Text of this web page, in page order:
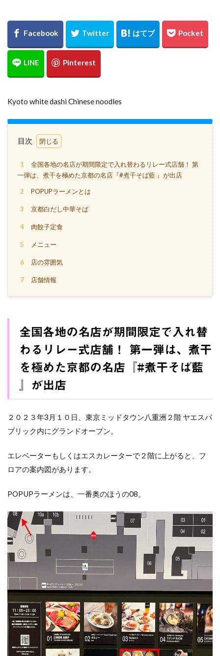
Kyoto white dashi Chinese noodles
目次
1
全国各地の名店が期間限定で入れ替わるリレー式店舗！ 第
一弾は、煮干を極めた京都の名店『#煮干そば藍 』が出店
2 POPUPラーメンとは
3 京都白だし中華そば
4 肉餃子定食
5 メニュー
6 店の雰囲気
7 店舗情報
全国各地の名店が期間限定で入れ替
わるリレー式店舗！ 第一弾は、煮干
を極めた京都の名店『#煮干そば藍
』が出店
２０２３年3月１０日、東京ミッドタウン八重洲２階 ヤエスパ
ブリック内にグランドオープン。
エレベーターもしくはエスカレーターで２階に上がると、フ
ロアの案内図があります。
POPUPラーメンは、一番奥のほうの08。